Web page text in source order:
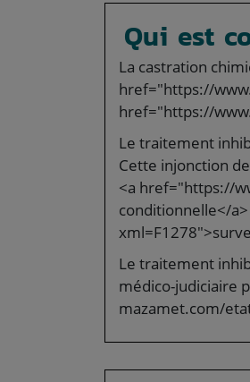
Qui est
La castration
href="https://
href="https://
Le traitement
Cette injonction
<a href="https://
conditionnelle</
Le traitement
médico-judiciaire
mazamet.com/